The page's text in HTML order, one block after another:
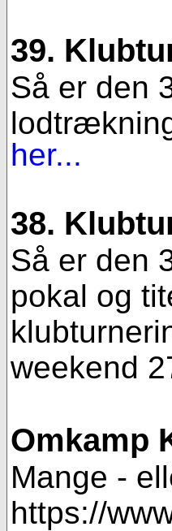
39.
Så er den
her...
38.
Så er den
pokal og
weekend
Omkamp
Mange -
https://